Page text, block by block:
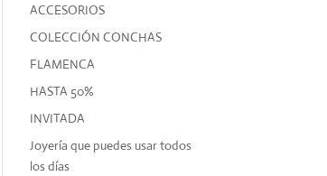
ACCESORIOS
COLECCIÓN CONCHAS
FLAMENCA
HASTA 50%
INVITADA
Joyería que puedes usar todos
los días